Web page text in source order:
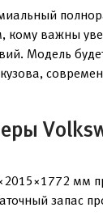
кому важны
Модель
мм
запас